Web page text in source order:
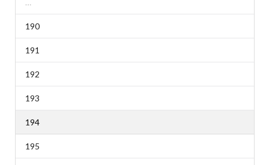
…
190
191
192
193
194
195